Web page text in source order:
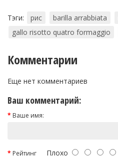
Тэги: рис barilla arrabbiata
gallo risotto quatro formaggio
Комментарии
Еще нет комментариев
Ваш комментарий:
Ваше имя:
Рейтинг Плохо